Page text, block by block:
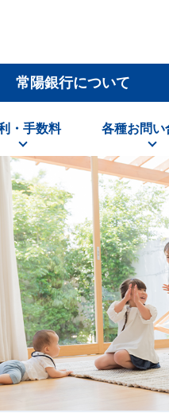
常陽銀行について
・手数料 各種お問い